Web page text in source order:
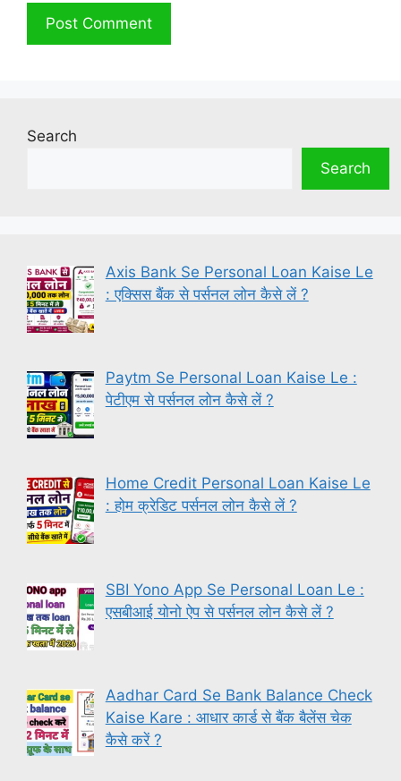
Search
Search
Axis Bank Se Personal Loan Kaise Le
: एक्सिस बैंक से पर्सनल लोन कैसे लें ?
Paytm Se Personal Loan Kaise Le :
पेटीएम से पर्सनल लोन कैसे लें ?
Home Credit Personal Loan Kaise Le
: होम क्रेडिट पर्सनल लोन कैसे लें ?
SBI Yono App Se Personal Loan Le :
एसबीआई योनो ऐप से पर्सनल लोन कैसे लें ?
Aadhar Card Se Bank Balance Check
Kaise Kare : आधार कार्ड से बैंक बैलेंस चेक
कैसे करें ?